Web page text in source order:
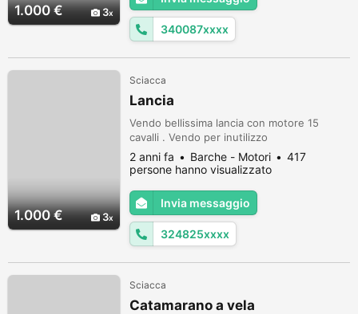
1.000 € 3
340087xxxx
1.000 € 3
Sciacca
Lancia
Vendo bellissima lancia con motore 15
cavalli . Vendo per inutilizzo
2 anni fa Barche - Motori
417
persone hanno visualizzato
Invia messaggio
324825xxxx
Sciacca
Catamarano a vela